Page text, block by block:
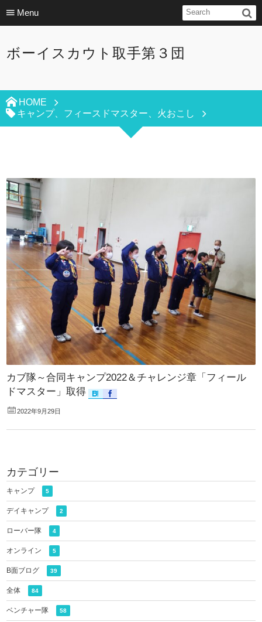
Menu
ボーイスカウト取手第３団
HOME
キャンプ、フィースドマスター、火おこし
カブ隊～合同キャンプ2022＆チャレンジ章「フィール
ドマスター」取得
2022年9月29日
カテゴリー
キャンプ 5
デイキャンプ 2
ローバー隊 4
オンライン 5
B面ブログ 39
全体 84
ベンチャー隊 58